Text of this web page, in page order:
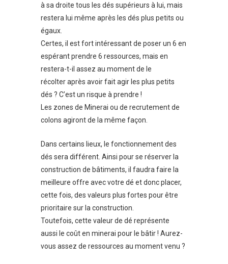
à sa droite tous les dés supérieurs à lui, mais
restera lui même après les dés plus petits ou
égaux.
Certes, il est fort intéressant de poser un 6 en
espérant prendre 6 ressources, mais en
restera-t-il assez au moment de le
récolter après avoir fait agir les plus petits
dés ? C’est un risque à prendre !
Les zones de Minerai ou de recrutement de
colons agiront de la même façon.
Dans certains lieux, le fonctionnement des
dés sera différent. Ainsi pour se réserver la
construction de bâtiments, il faudra faire la
meilleure offre avec votre dé et donc placer,
cette fois, des valeurs plus fortes pour être
prioritaire sur la construction.
Toutefois, cette valeur de dé représente
aussi le coût en minerai pour le bâtir ! Aurez-
vous assez de ressources au moment venu ?